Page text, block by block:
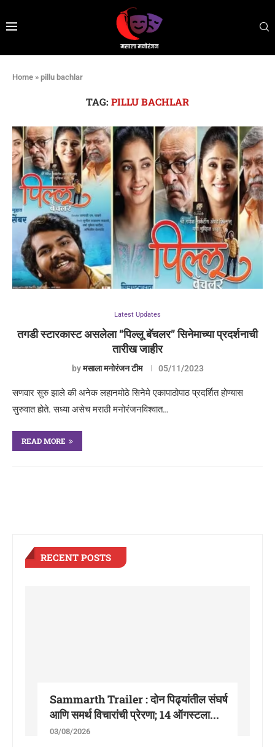
Home » pillu bachlar
TAG: PILLU BACHLAR
Latest Updates
तगडी स्टारकास्ट असलेला “पिल्लू बॅचलर” सिनेमाच्या प्रदर्शनाची
तारीख जाहीर
byमसाला मनोरंजन टीम 05/11/2023
सणवार सुरु झाले की अनेक लहानमोठे सिनेमे एकापाठोपाठ प्रदर्शित होण्यास
सुरुवात होते. सध्या असेच मराठी मनोरंजनविश्वात…
READ MORE
RECENT POSTS
Sammarth Trailer : दोन पिढ्यांतील संघर्ष
आणि समर्थ विचारांची प्रेरणा; 14 ऑगस्टला...
03/08/2026